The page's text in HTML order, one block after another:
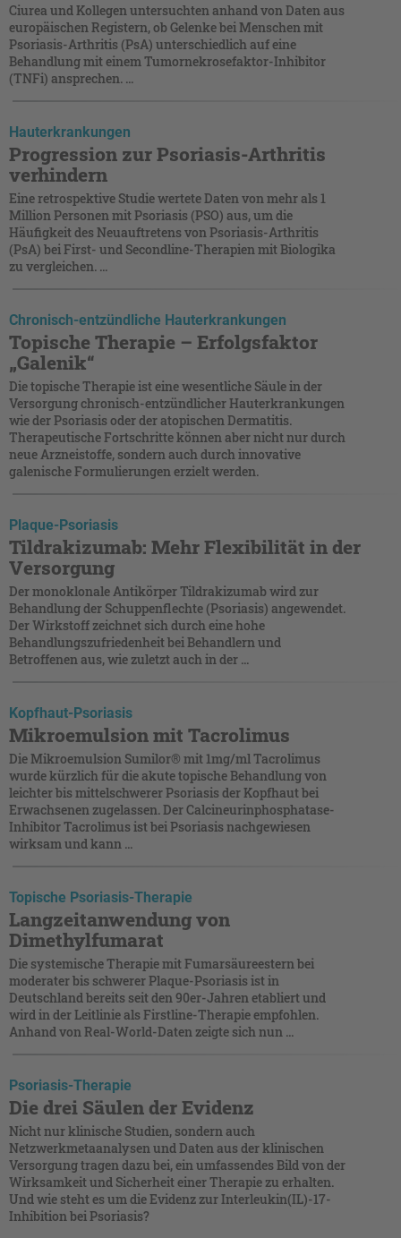
Ciurea und Kollegen untersuchten anhand von Daten aus
europäischen Registern, ob Gelenke bei Menschen mit
Psoriasis-Arthritis (PsA) unterschiedlich auf eine
Behandlung mit einem Tumornekrosefaktor-Inhibitor
(TNFi) ansprechen. ...
Hauterkrankungen
Progression zur Psoriasis-Arthritis
verhindern
Eine retrospektive Studie wertete Daten von mehr als 1
Million Personen mit Psoriasis (PSO) aus, um die
Häufigkeit des Neuauftretens von Psoriasis-Arthritis
(PsA) bei First- und Secondline-Therapien mit Biologika
zu vergleichen. ...
Chronisch-entzündliche Hauterkrankungen
Topische Therapie – Erfolgsfaktor
„Galenik“
Die topische Therapie ist eine wesentliche Säule in der
Versorgung chronisch-entzündlicher Hauterkrankungen
wie der Psoriasis oder der atopischen Dermatitis.
Therapeutische Fortschritte können aber nicht nur durch
neue Arzneistoffe, sondern auch durch innovative
galenische Formulierungen erzielt werden.
Plaque-Psoriasis
Tildrakizumab: Mehr Flexibilität in der
Versorgung
Der monoklonale Antikörper Tildrakizumab wird zur
Behandlung der Schuppenflechte (Psoriasis) angewendet.
Der Wirkstoff zeichnet sich durch eine hohe
Behandlungszufriedenheit bei Behandlern und
Betroffenen aus, wie zuletzt auch in der ...
Kopfhaut-Psoriasis
Mikroemulsion mit Tacrolimus
Die Mikroemulsion Sumilor® mit 1mg/ml Tacrolimus
wurde kürzlich für die akute topische Behandlung von
leichter bis mittelschwerer Psoriasis der Kopfhaut bei
Erwachsenen zugelassen. Der Calcineurinphosphatase-
Inhibitor Tacrolimus ist bei Psoriasis nachgewiesen
wirksam und kann ...
Topische Psoriasis-Therapie
Langzeitanwendung von
Dimethylfumarat
Die systemische Therapie mit Fumarsäureestern bei
moderater bis schwerer Plaque-Psoriasis ist in
Deutschland bereits seit den 90er-Jahren etabliert und
wird in der Leitlinie als Firstline-Therapie empfohlen.
Anhand von Real-World-Daten zeigte sich nun ...
Psoriasis-Therapie
Die drei Säulen der Evidenz
Nicht nur klinische Studien, sondern auch
Netzwerkmetaanalysen und Daten aus der klinischen
Versorgung tragen dazu bei, ein umfassendes Bild von der
Wirksamkeit und Sicherheit einer Therapie zu erhalten.
Und wie steht es um die Evidenz zur Interleukin(IL)-17-
Inhibition bei Psoriasis?